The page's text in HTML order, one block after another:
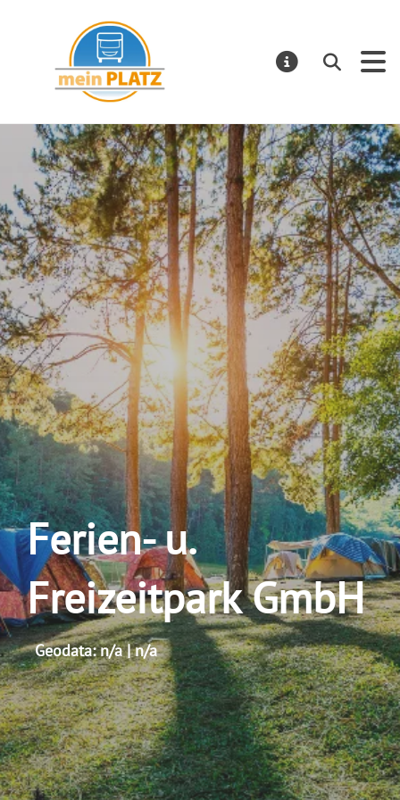
Suchen
Ferien- u.
Freizeitpark GmbH
Geodata: n/a | n/a